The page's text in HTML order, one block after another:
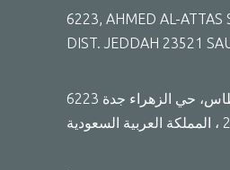
6223, AHMED AL-ATTAS
DIST. JEDDAH 23521
6223 شارع أحمد العطاس، حي الزهراء جدة